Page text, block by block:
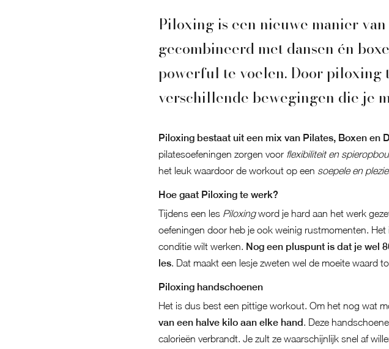
Piloxing is een nieuwe manier
gecombineerd met dansen én
powerful te voelen. Door
verschillende bewegingen die je
Piloxing bestaat uit een mix van Pilates, Boxen en
pilatesoefeningen zorgen voor flexibiliteit en
het leuk waardoor de workout op een soepele en
Hoe gaat Piloxing te werk?
Tijdens een les Piloxingword je hard aan het werk
oefeningen door heb je ook weinig rustmomenten.
conditie wilt werken. Nog een pluspunt is dat je wel
les. Dat maakt een lesje zweten wel de moeite waard
Piloxing handschoenen
Het is dus best een pittige workout. Om het nog wat
van een halve kilo aan elke hand. Deze
calorieën verbrandt. Je zult ze waarschijnlijk snel af